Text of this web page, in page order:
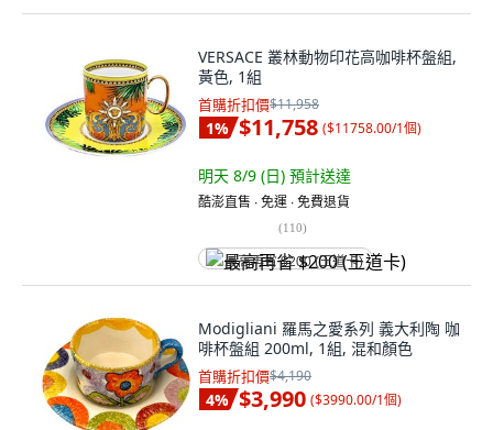
VERSACE 叢林動物印花高咖啡杯盤組,
黃色, 1組
首購折扣價$11,958
1% $11,758 ($11758.00/1個)
明天 8/9 (日) 預計送達
酷澎直售 ∙ 免運 ∙ 免費退貨
(110)
最高再省 $200 (王道卡)
Modigliani 羅馬之愛系列 義大利陶 咖
啡杯盤組 200ml, 1組, 混和顏色
首購折扣價$4,190
4% $3,990 ($3990.00/1個)